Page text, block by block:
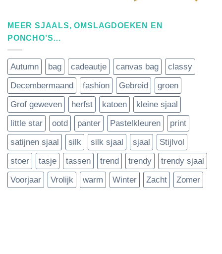
MEER SJAALS, OMSLAGDOEKEN EN
PONCHO’S…
Autumn bag cadeautje canvas bag
classy
Decembermaand
fashion Gebreid
groen
Grof geweven
herfst katoen
kleine sjaal
little star
ootd panter Pastelkleuren
print
satijnen sjaal
silk silk sjaal sjaal
Stijlvol
stoer
tasje tassen trend trendy
trendy sjaal
Voorjaar
Vrolijk warm Winter Zacht Zomer